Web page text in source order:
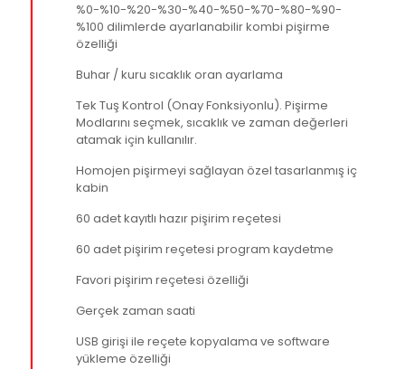
%0-%10-%20-%30-%40-%50-%70-%80-%90-
%100 dilimlerde ayarlanabilir kombi pişirme
özelliği
Buhar / kuru sıcaklık oran ayarlama
Tek Tuş Kontrol (Onay Fonksiyonlu). Pişirme
Modlarını seçmek, sıcaklık ve zaman değerleri
atamak için kullanılır.
Homojen pişirmeyi sağlayan özel tasarlanmış iç
kabin
60 adet kayıtlı hazır pişirim reçetesi
60 adet pişirim reçetesi program kaydetme
Favori pişirim reçetesi özelliği
Gerçek zaman saati
USB girişi ile reçete kopyalama ve software
yükleme özelliği